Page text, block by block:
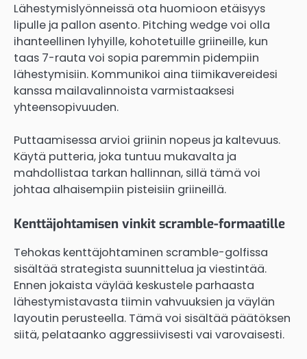
Lähestymislyönneissä ota huomioon etäisyys
lipulle ja pallon asento. Pitching wedge voi olla
ihanteellinen lyhyille, kohotetuille griineille, kun
taas 7-rauta voi sopia paremmin pidempiin
lähestymisiin. Kommunikoi aina tiimikavereidesi
kanssa mailavalinnoista varmistaaksesi
yhteensopivuuden.
Puttaamisessa arvioi griinin nopeus ja kaltevuus.
Käytä putteria, joka tuntuu mukavalta ja
mahdollistaa tarkan hallinnan, sillä tämä voi
johtaa alhaisempiin pisteisiin griineillä.
Kenttäjohtamisen vinkit scramble-formaatille
Tehokas kenttäjohtaminen scramble-golfissa
sisältää strategista suunnittelua ja viestintää.
Ennen jokaista väylää keskustele parhaasta
lähestymistavasta tiimin vahvuuksien ja väylän
layoutin perusteella. Tämä voi sisältää päätöksen
siitä, pelataanko aggressiivisesti vai varovaisesti.